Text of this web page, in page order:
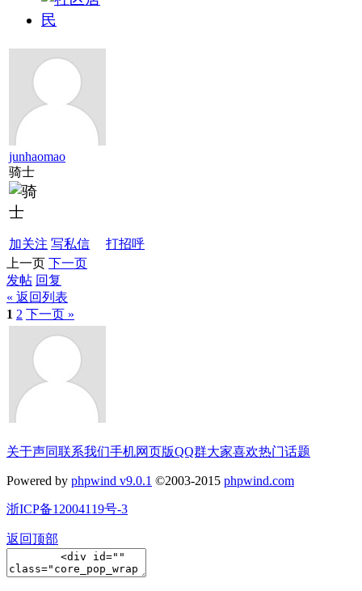
junhaomao
骑士
加关注 写私信
打招呼
上一页 下一页
发帖 回复
« 返回列表
1 2 下一页 »
关于声同联系我们手机网页版QQ群大家喜欢热门话题
Powered by phpwind v9.0.1 ©2003-2015 phpwind.com
浙ICP备12004119号-3
返回顶部